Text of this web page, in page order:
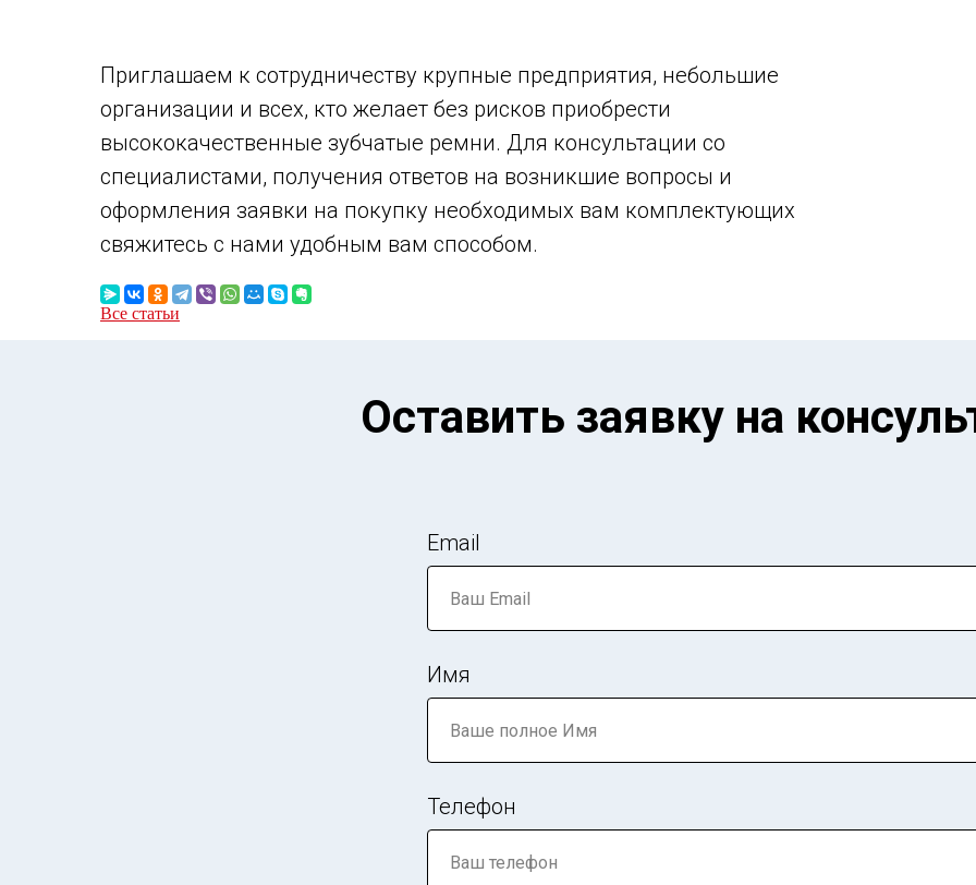
Приглашаем к сотрудничеству крупные предприятия, небольшие
организации и всех, кто желает без рисков приобрести
высококачественные зубчатые ремни. Для консультации со
специалистами, получения ответов на возникшие вопросы и
оформления заявки на покупку необходимых вам комплектующих
свяжитесь с нами удобным вам способом.
Все статьи
Оставить заявку на
Email
Имя
Телефон